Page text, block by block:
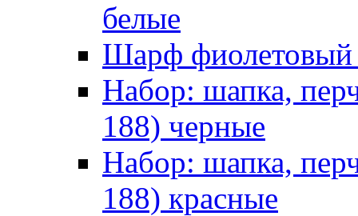
белые
Шарф
Набор: шапка,
188) черные
Набор: шапка,
188) красные